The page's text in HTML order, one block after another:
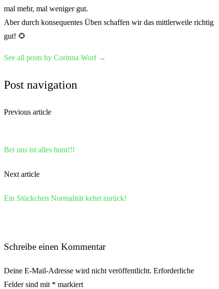
mal mehr, mal weniger gut.
Aber durch konsequentes Üben schaffen wir das mittlerweile richtig
gut! 🌻
See all posts by Corinna Worf →
Post navigation
Previous article
Bei uns ist alles bunt!!!
Next article
Ein Stückchen Normalität kehrt zurück!
Schreibe einen Kommentar
Deine E-Mail-Adresse wird nicht veröffentlicht. Erforderliche
Felder sind mit * markiert